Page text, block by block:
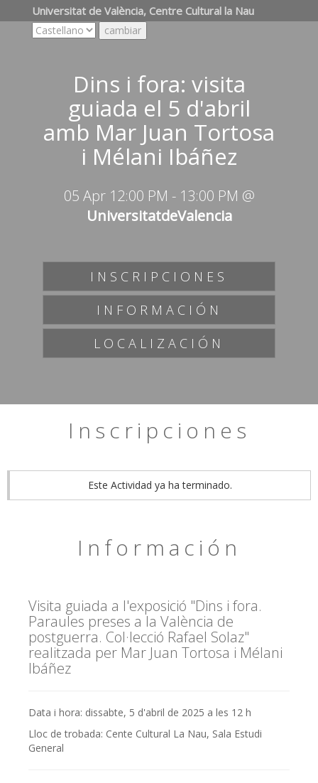
Universitat de València, Centre Cultural la Nau
Dins i fora: visita
guiada el 5 d'abril
amb Mar Juan Tortosa
i Mélani Ibáñez
05 Apr 12:00 PM - 13:00 PM @
UniversitatdeValencia
INSCRIPCIONES
INFORMACIÓN
LOCALIZACIÓN
Inscripciones
Este Actividad ya ha terminado.
Información
Visita guiada a l'exposició "Dins i fora.
Paraules preses a la València de
postguerra. Col·lecció Rafael Solaz"
realitzada per Mar Juan Tortosa i Mélani
Ibáñez
Data i hora: dissabte, 5 d'abril de 2025 a les 12 h
Lloc de trobada: Cente Cultural La Nau, Sala Estudi
General